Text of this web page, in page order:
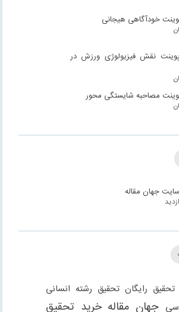
خودآگاهی هیجانی
نقش فیزیولوژی ورزش در
مصاحبه شایستگی محور
سایت جهان مقاله
تحقیق رایگان تحقیق رشته انسانی
جهان مقاله خرید تحقیق